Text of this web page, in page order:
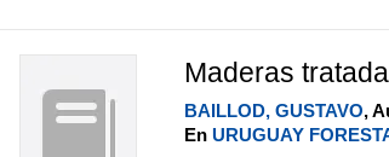
Maderas
BAILLOD, GUSTAVO,
En URUGUAY